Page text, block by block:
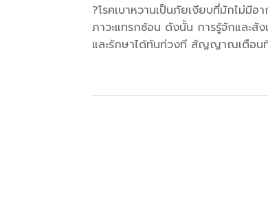
?โรคเบาหวานเป็นภัยเงียบที่มักไม่มีอ
ภาวะแทรกซ้อน ดังนั้น การรู้จักและสั
และรักษาได้ทันท่วงที สัญญาณเตือน